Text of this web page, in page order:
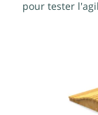
pour tester